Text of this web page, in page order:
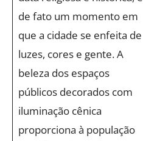
de fato um momento em
que a cidade se enfeita de
luzes, cores e gente. A
beleza dos espaços
públicos decorados com
iluminação cênica
proporciona à população